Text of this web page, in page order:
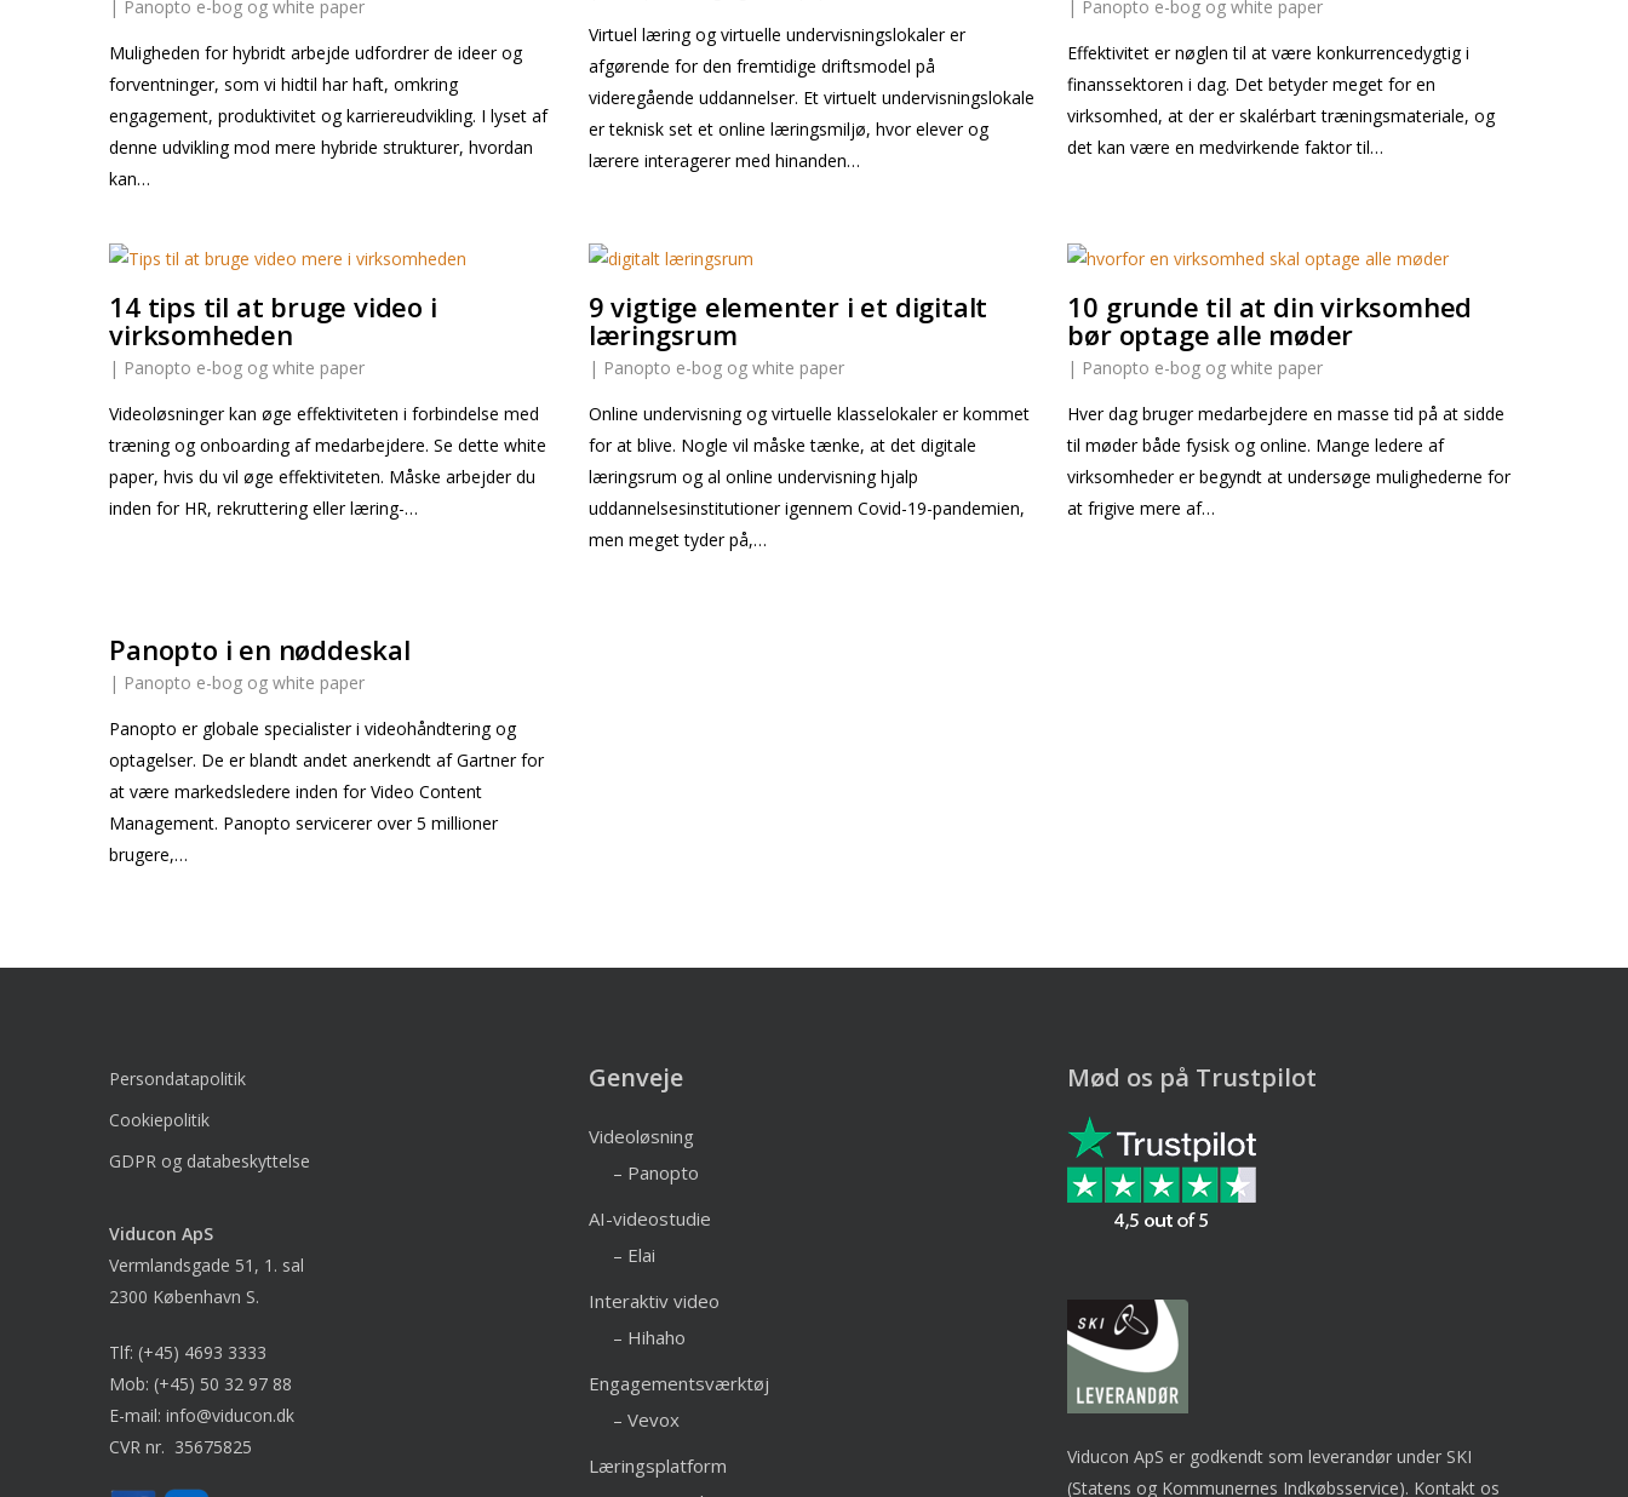
| Panopto e-bog og white paper
Muligheden for hybridt arbejde udfordrer de ideer og
forventninger, som vi hidtil har haft, omkring
engagement, produktivitet og karriereudvikling. I lyset af
denne udvikling mod mere hybride strukturer, hvordan
kan…
Virtuel læring og virtuelle undervisningslokaler er
afgørende for den fremtidige driftsmodel på
videregående uddannelser. Et virtuelt undervisningslokale
er teknisk set et online læringsmiljø, hvor elever og
lærere interagerer med hinanden…
| Panopto e-bog og white paper
Effektivitet er nøglen til at være konkurrencedygtig i
finanssektoren i dag. Det betyder meget for en
virksomhed, at der er skalérbart træningsmateriale, og
det kan være en medvirkende faktor til…
14 tips til at bruge video i
virksomheden
| Panopto e-bog og white paper
Videoløsninger kan øge effektiviteten i forbindelse med
træning og onboarding af medarbejdere. Se dette white
paper, hvis du vil øge effektiviteten. Måske arbejder du
inden for HR, rekruttering eller læring-…
9 vigtige elementer i et digitalt
læringsrum
| Panopto e-bog og white paper
Online undervisning og virtuelle klasselokaler er kommet
for at blive. Nogle vil måske tænke, at det digitale
læringsrum og al online undervisning hjalp
uddannelsesinstitutioner igennem Covid-19-pandemien,
men meget tyder på,…
10 grunde til at din virksomhed
bør optage alle møder
| Panopto e-bog og white paper
Hver dag bruger medarbejdere en masse tid på at sidde
til møder både fysisk og online. Mange ledere af
virksomheder er begyndt at undersøge mulighederne for
at frigive mere af…
Panopto i en nøddeskal
| Panopto e-bog og white paper
Panopto er globale specialister i videohåndtering og
optagelser. De er blandt andet anerkendt af Gartner for
at være markedsledere inden for Video Content
Management. Panopto servicerer over 5 millioner
brugere,…
Persondatapolitik
Cookiepolitik
GDPR og databeskyttelse
Viducon ApS
Vermlandsgade 51, 1. sal
2300 København S.
Tlf: (+45) 4693 3333
Mob: (+45) 50 32 97 88
E-mail: info@viducon.dk
CVR nr. 35675825
Genveje
Videoløsning
– Panopto
AI-videostudie
– Elai
Interaktiv video
– Hihaho
Engagementsværktøj
– Vevox
Læringsplatform
Mød os på Trustpilot
Viducon ApS er godkendt som leverandør under SKI
(Statens og Kommunernes Indkøbsservice). Kontakt os